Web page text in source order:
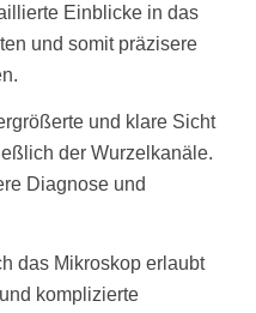
Einblicke in das
und somit präzisere
und klare Sicht
der Wurzelkanäle.
Diagnose und
das Mikroskop erlaubt
komplizierte